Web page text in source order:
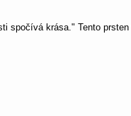
spočívá krása." Tento